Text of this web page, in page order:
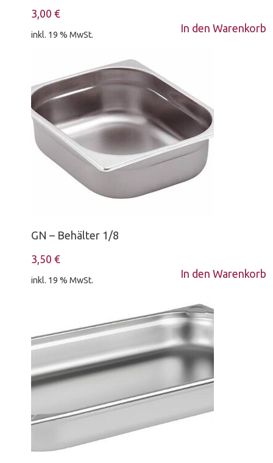
3,00€
inkl. 19 % MwSt.
In den Warenkorb
GN – Behälter 1/8
3,50€
inkl. 19 % MwSt.
In den Warenkorb